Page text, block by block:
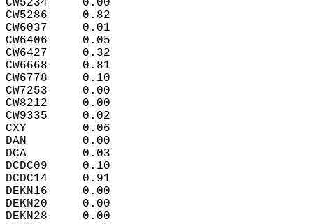
CW5234     0.00
CW5286     0.82
CW6037     0.01
CW6406     0.05
CW6427     0.32
CW6668     0.81
CW6778     0.10
CW7253     0.00
CW8212     0.00
CW9335     0.02
CXY        0.06
DAN        0.00
DCA        0.03
DCDC09     0.10
DCDC14     0.91
DEKN16     0.00
DEKN20     0.00
DEKN28     0.00